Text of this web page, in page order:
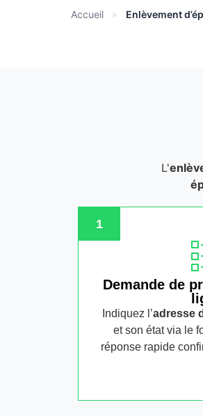
Accueil » Enlèvement
L'
1
Demande de
Indiquez l’adresse
et son état via le
réponse rapide